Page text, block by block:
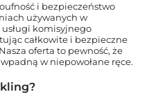
i bezpieczeństwo
używanych w
komisyjnego
całkowite i bezpieczne
oferta to pewność, że
w niepowołane ręce.